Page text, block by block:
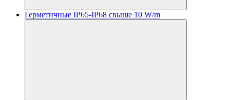
Герметичные IP65-IP68 свыше 10 W/m